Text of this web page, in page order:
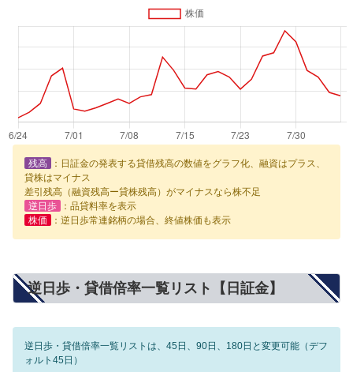
残高
：日証金の発表する貸借残高の数値をグラフ化、融資はプラス、
貸株はマイナス
差引残高（融資残高ー貸株残高）がマイナスなら株不足
逆日歩
：品貸料率を表示
株価
：逆日歩常連銘柄の場合、終値株価も表示
逆日歩・貸借倍率一覧リスト【日証金】
逆日歩・貸借倍率一覧リストは、45日、90日、180日と変更可能（デフ
ォルト45日）